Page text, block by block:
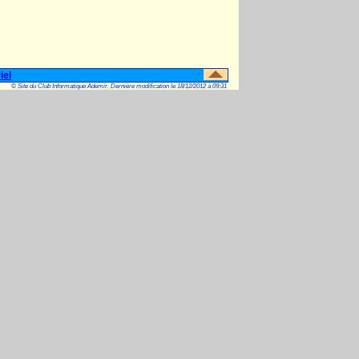
© Site du Club Informatique Ademir. Dernière modification le 18/12/2012 à 09:31